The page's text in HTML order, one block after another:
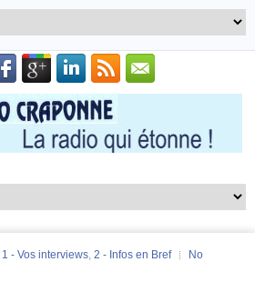
1 - Vos interviews, 2 - Infos en Bref
No